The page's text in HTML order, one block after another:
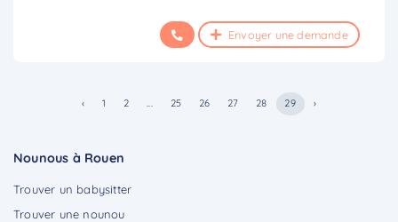
Nounous à Rouen
Trouver un babysitter
Trouver une nounou
Envoyer une demande
‹ 1 2 ... 25 26 27 28 29 ›